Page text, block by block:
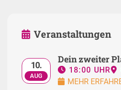
Veranstaltungen
10.
AUG
Dein zweiter
18:00 UHR
MEHR